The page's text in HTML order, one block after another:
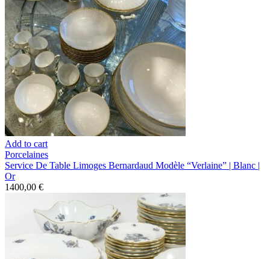
Add to cart
Porcelaines
Service De Table Limoges Bernardaud Modèle “Verlaine” | Blanc |
Or
1400,00 €